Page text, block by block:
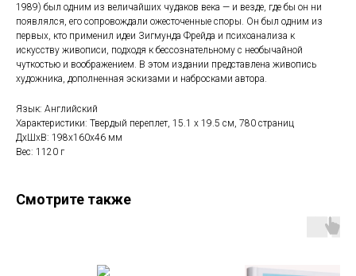
1989) был одним из величайших чудаков века — и везде, где бы он ни
появлялся, его сопровождали ожесточенные споры. Он был одним из
первых, кто применил идеи Зигмунда Фрейда и психоанализа к
искусству живописи, подходя к бессознательному с необычайной
чуткостью и воображением. В этом издании представлена живопись
художника, дополненная эскизами и набросками автора.
Язык: Английский
Характеристики: Твердый переплет, 15.1 x 19.5 см, 780 страниц
ДxШxВ: 198x160x46 мм
Вес: 1120 г
Смотрите также